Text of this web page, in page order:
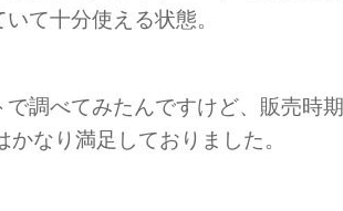
て十分使える状態。
調べてみたんですけど、販売時期
なり満足しておりました。